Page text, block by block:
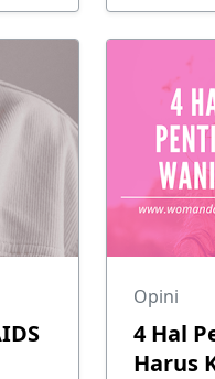
Opini
4 Hal
Harus